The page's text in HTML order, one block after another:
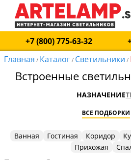
+7 (800) 775-63-32
Главная / Каталог/ Светильники /
Встроенные
НАЗНАЧЕНИЕ
ВСЕ ПОДБОРКИ
Ванная Гостиная Коридор
Прихожая